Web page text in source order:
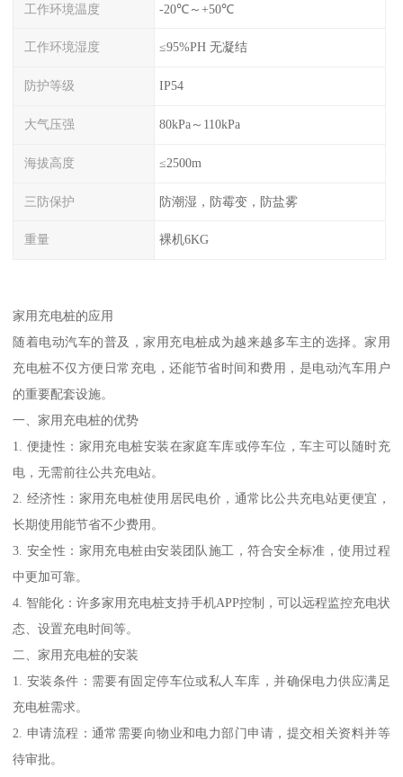
工作环境温度 -20℃～+50℃
工作环境湿度 ≤95%PH 无凝结
防护等级 IP54
大气压强 80kPa～110kPa
海拔高度 ≤2500m
三防保护 防潮湿，防霉变，防盐雾
重量 裸机6KG
家用充电桩的应用
随着电动汽车的普及，家用充电桩成为越来越多车主的选择。家用
充电桩不仅方便日常充电，还能节省时间和费用，是电动汽车用户
的重要配套设施。
一、家用充电桩的优势
1. 便捷性：家用充电桩安装在家庭车库或停车位，车主可以随时充
电，无需前往公共充电站。
2. 经济性：家用充电桩使用居民电价，通常比公共充电站更便宜，
长期使用能节省不少费用。
3. 安全性：家用充电桩由安装团队施工，符合安全标准，使用过程
中更加可靠。
4. 智能化：许多家用充电桩支持手机APP控制，可以远程监控充电状
态、设置充电时间等。
二、家用充电桩的安装
1. 安装条件：需要有固定停车位或私人车库，并确保电力供应满足
充电桩需求。
2. 申请流程：通常需要向物业和电力部门申请，提交相关资料并等
待审批。